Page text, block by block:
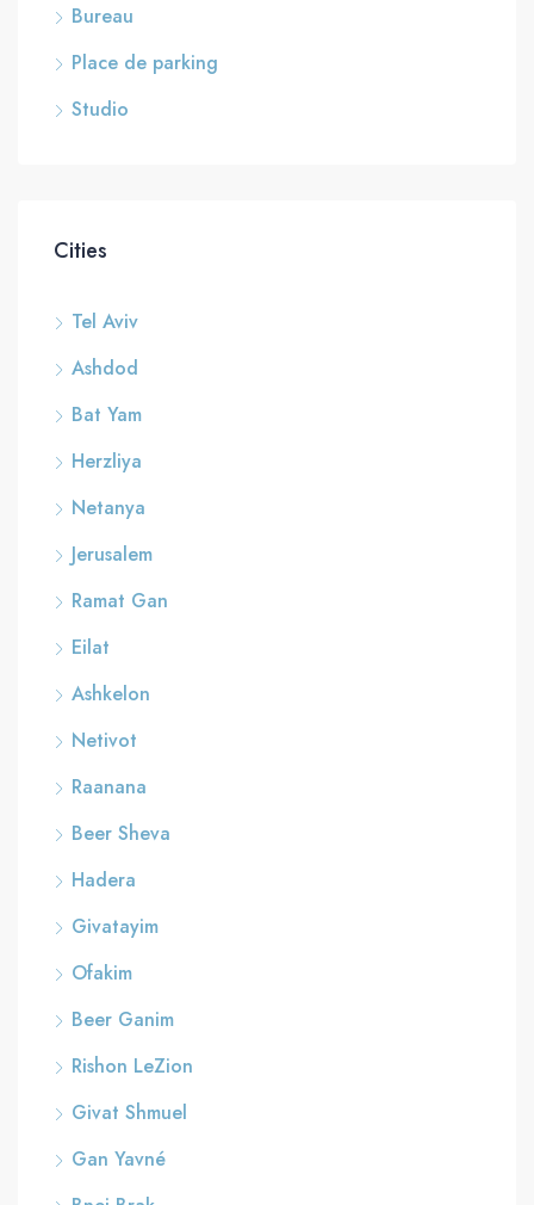
Bureau
Place de parking
Studio
Cities
Tel Aviv
Ashdod
Bat Yam
Herzliya
Netanya
Jerusalem
Ramat Gan
Eilat
Ashkelon
Netivot
Raanana
Beer Sheva
Hadera
Givatayim
Ofakim
Beer Ganim
Rishon LeZion
Givat Shmuel
Gan Yavné